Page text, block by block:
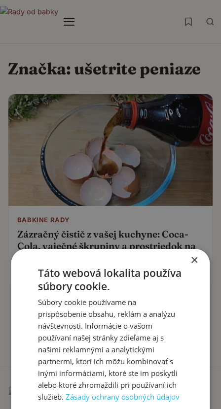
Menu
Značka:ušetrite peniaze
BABKINE RADY
Zázračný čistič z vašej kuchyne: Coca-
Cola, vaječné škrupiny a prostriedok na
13. júna 2024
×
Táto webová lokalita používa
súbory cookie.
Súbory cookie používame na
prispôsobenie obsahu, reklám a analýzu
návštevnosti. Informácie o vašom
používaní našej stránky zdieľame aj s
našimi reklamnými a analytickými
partnermi, ktorí ich môžu kombinovať s
inými informáciami, ktoré ste im poskytli
alebo ktoré zhromaždili pri používaní ich
služieb.Zásady ochrany osobných údajov